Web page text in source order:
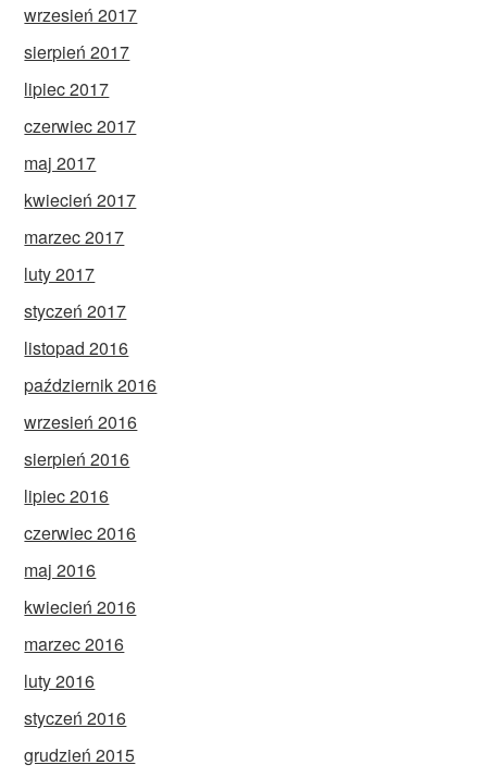
wrzesień 2017
sierpień 2017
lipiec 2017
czerwiec 2017
maj 2017
kwiecień 2017
marzec 2017
luty 2017
styczeń 2017
listopad 2016
październik 2016
wrzesień 2016
sierpień 2016
lipiec 2016
czerwiec 2016
maj 2016
kwiecień 2016
marzec 2016
luty 2016
styczeń 2016
grudzień 2015